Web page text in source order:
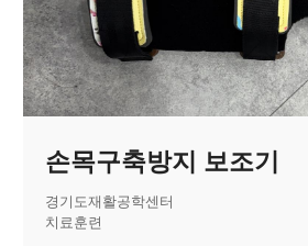
손목구축방지 보조기
경기도재활공학센터
치료훈련